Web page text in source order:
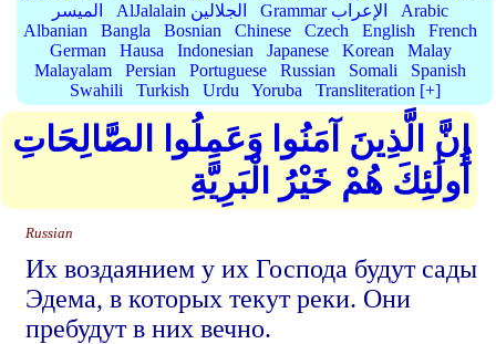
الميسر
AlJalalain الجلالين Grammar الإعراب
Arabic
Albanian
Bangla Bosnian Chinese Czech English
French
German
Hausa Indonesian Japanese Korean
Malay
Malayalam
Persian Portuguese Russian Somali
Spanish
Swahili
Turkish Urdu Yoruba Transliteration [+]
إِنَّ الَّذِينَ آمَنُوا وَعَمِلُوا الصَّالِحَاتِ
أُولَٰئِكَ هُمْ خَيْرُ الْبَرِيَّةِ
Russian
Их воздаянием у их Господа будут сады
Эдема, в которых текут реки. Они
пребудут в них вечно.